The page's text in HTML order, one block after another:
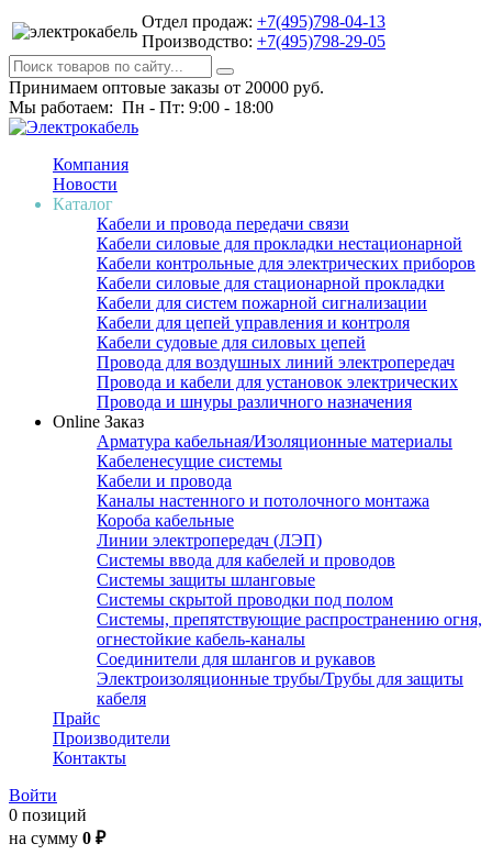
Отдел продаж: +7(495)798-04-13
Производство: +7(495)798-29-05
Принимаем оптовые заказы от 20000 руб.
Мы работаем: Пн - Пт: 9:00 - 18:00
Компания
Новости
Каталог
Кабели и провода передачи связи
Кабели силовые для прокладки нестационарной
Кабели контрольные для электрических приборов
Кабели силовые для стационарной прокладки
Кабели для систем пожарной сигнализации
Кабели для цепей управления и контроля
Кабели судовые для силовых цепей
Провода для воздушных линий электропередач
Провода и кабели для установок электрических
Провода и шнуры различного назначения
Online Заказ
Арматура кабельная/Изоляционные материалы
Кабеленесущие системы
Кабели и провода
Каналы настенного и потолочного монтажа
Короба кабельные
Линии электропередач (ЛЭП)
Системы ввода для кабелей и проводов
Системы защиты шланговые
Системы скрытой проводки под полом
Системы, препятствующие распространению огня,
огнестойкие кабель-каналы
Соединители для шлангов и рукавов
Электроизоляционные трубы/Трубы для защиты
кабеля
Прайс
Производители
Контакты
Войти
0 позиций
на сумму 0 ₽